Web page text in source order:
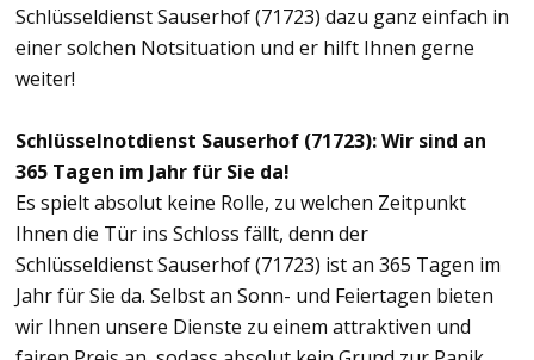
Schlüsseldienst Sauserhof (71723) dazu ganz einfach in
einer solchen Notsituation und er hilft Ihnen gerne
weiter!
Schlüsselnotdienst Sauserhof (71723): Wir sind an
365 Tagen im Jahr für Sie da!
Es spielt absolut keine Rolle, zu welchen Zeitpunkt
Ihnen die Tür ins Schloss fällt, denn der
Schlüsseldienst Sauserhof (71723) ist an 365 Tagen im
Jahr für Sie da. Selbst an Sonn- und Feiertagen bieten
wir Ihnen unsere Dienste zu einem attraktiven und